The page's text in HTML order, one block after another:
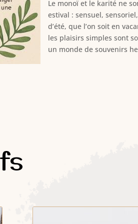
Le monoï et le karité ne
estival : sensuel,
d’été, que l’on soit en
les plaisirs simples sont
un monde de souvenirs